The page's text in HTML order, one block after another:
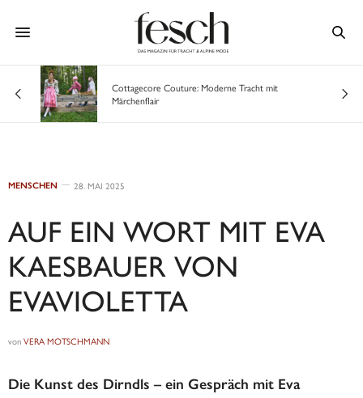
Cottagecore Couture: Moderne Tracht mit
Märchenflair
MENSCHEN 28. MAI 2025
AUF EIN WORT MIT EVA
KAESBAUER VON
EVAVIOLETTA
von VERA MOTSCHMANN
Die Kunst des Dirndls – ein Gespräch mit Eva